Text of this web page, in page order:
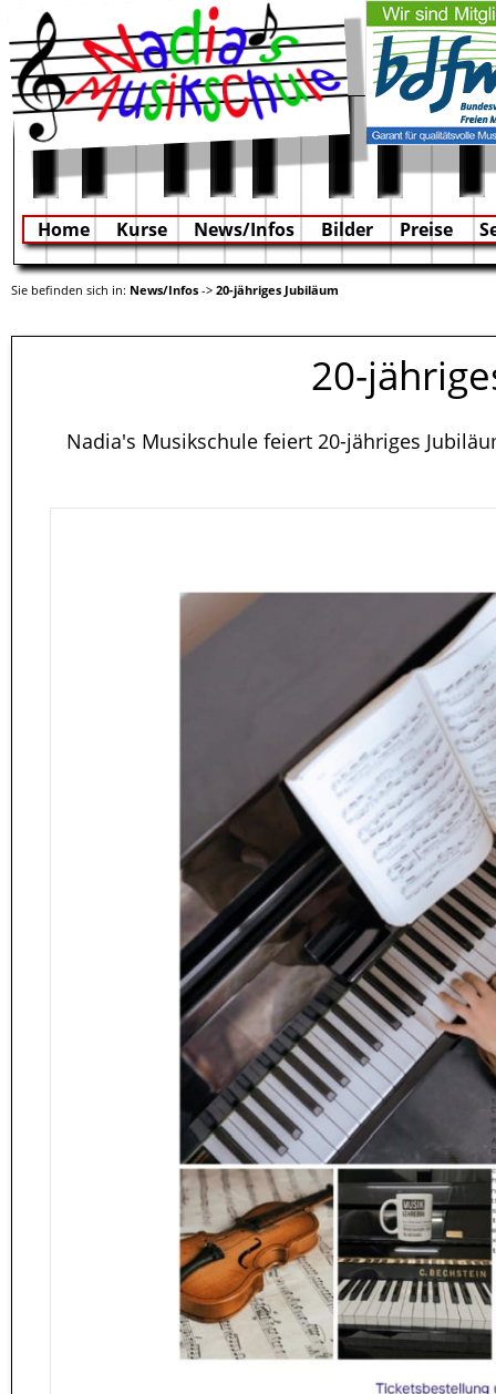
Home Kurse News/Infos Bilder Preise
Sie befinden sich in: News/Infos -> 20-jähriges Jubiläum
20-
Nadia's Musikschule feiert 20-jähriges